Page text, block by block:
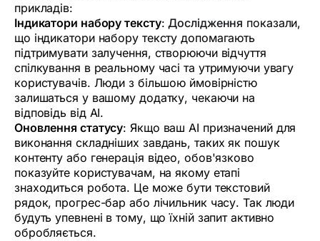
прикладів:
Індикатори набору тексту:Дослідження показали,
що індикатори набору тексту допомагають
підтримувати залучення, створюючи відчуття
спілкування в реальному часі та утримуючи увагу
користувачів. Люди з більшою ймовірністю
залишаться у вашому додатку, чекаючи на
відповідь від AI.
Оновлення статусу: Якщо ваш AI призначений для
виконання складніших завдань, таких як пошук
контенту або генерація відео, обов'язково
показуйте користувачам, на якому етапі
знаходиться робота. Це може бути текстовий
рядок, прогрес-бар або лічильник часу. Так люди
будуть упевнені в тому, що їхній запит активно
обробляється.